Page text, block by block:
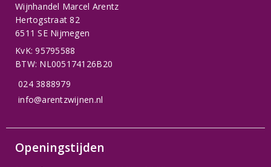
Wijnhandel Marcel Arentz
Hertogstraat 82
6511 SE Nijmegen
KvK: 95795588
BTW: NL005174126B20
024 3888979
info@arentzwijnen.nl
Openingstijden